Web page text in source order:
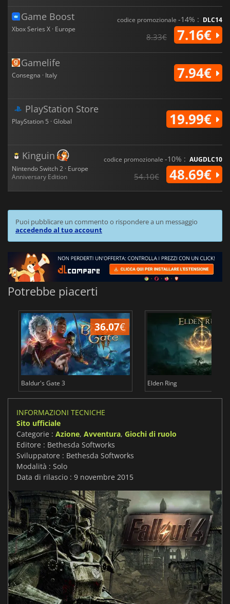
Game Boost
Xbox Series X · Europe
codice promozionale -14% : DLC14
8.33€ 7.16€
Gamelife
Consegna · Italy 7.94€
PlayStation Store
PlayStation 5 · Global 19.99€
Kinguin
Nintendo Switch 2 · Europe
Anniversary Edition
codice promozionale -10% : AUGDLC10
54.10€ 48.69€
Puoi pubblicare un commento o rispondere a un messaggio
accedendo al tuo account
Potrebbe piacerti
36.07€
Baldur's Gate 3 Elden Ring
INFORMAZIONI TECNICHE
Sito ufficiale
Categorie : Azione, Avventura, Giochi di ruolo
Editore : Bethesda Softworks
Sviluppatore : Bethesda Softworks
Modalità : Solo
Data di rilascio : 9 novembre 2015